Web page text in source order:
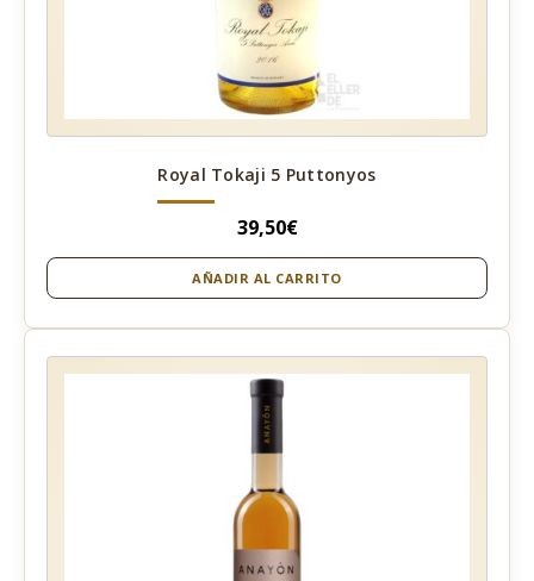
Royal Tokaji 5 Puttonyos
39,50€
AÑADIR AL CARRITO